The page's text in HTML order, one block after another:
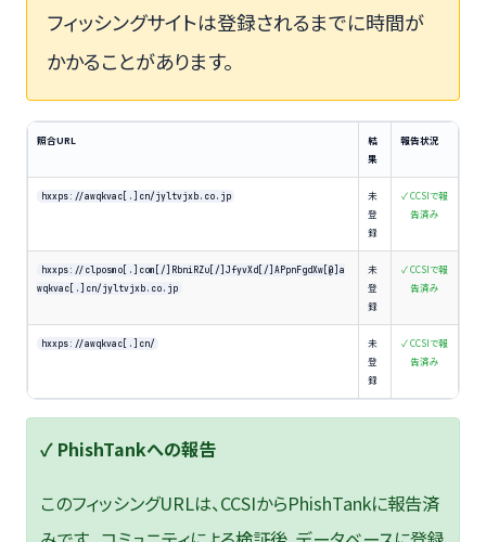
フィッシングサイトは登録されるまでに時間が
かかることがあります。
照合URL
結
果
報告状況
hxxps://awqkvac[.]cn/jyltvjxb.co.jp
未
登
録
✓ CCSIで報
告済み
hxxps://clposmo[.]com[/]RbniRZu[/]JfyvXd[/]APpnFgdXw[@]a
wqkvac[.]cn/jyltvjxb.co.jp
未
登
録
✓ CCSIで報
告済み
hxxps://awqkvac[.]cn/
未
登
録
✓ CCSIで報
告済み
✓ PhishTankへの報告
このフィッシングURLは、CCSIからPhishTankに報告済